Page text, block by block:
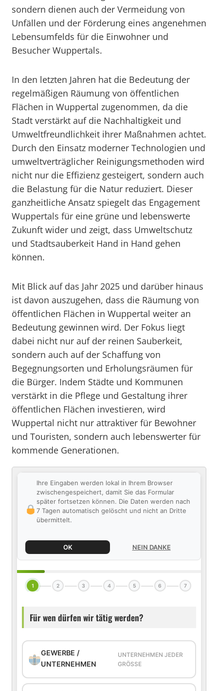
sondern dienen auch der Vermeidung von
Unfällen und der Förderung eines angenehmen
Lebensumfelds für die Einwohner und
Besucher Wuppertals.
In den letzten Jahren hat die Bedeutung der
regelmäßigen Räumung von öffentlichen
Flächen in Wuppertal zugenommen, da die
Stadt verstärkt auf die Nachhaltigkeit und
Umweltfreundlichkeit ihrer Maßnahmen achtet.
Durch den Einsatz moderner Technologien und
umweltverträglicher Reinigungsmethoden wird
nicht nur die Effizienz gesteigert, sondern auch
die Belastung für die Natur reduziert. Dieser
ganzheitliche Ansatz spiegelt das Engagement
Wuppertals für eine grüne und lebenswerte
Zukunft wider und zeigt, dass Umweltschutz
und Stadtsauberkeit Hand in Hand gehen
können.
Mit Blick auf das Jahr 2025 und darüber hinaus
ist davon auszugehen, dass die Räumung von
öffentlichen Flächen in Wuppertal weiter an
Bedeutung gewinnen wird. Der Fokus liegt
dabei nicht nur auf der reinen Sauberkeit,
sondern auch auf der Schaffung von
Begegnungsorten und Erholungsräumen für
die Bürger. Indem Städte und Kommunen
verstärkt in die Pflege und Gestaltung ihrer
öffentlichen Flächen investieren, wird
Wuppertal nicht nur attraktiver für Bewohner
und Touristen, sondern auch lebenswerter für
kommende Generationen.
Ihre Eingaben werden lokal in Ihrem Browser
zwischengespeichert, damit Sie das Formular
später fortsetzen können. Die Daten werden nach
7 Tagen automatisch gelöscht und nicht an Dritte
übermittelt.
OK NEIN DANKE
1 2 3 4 5 6 7
Für wen dürfen wir tätig werden?
GEWERBE /
UNTERNEHMEN
UNTERNEHMEN JEDER
GRÖSSE